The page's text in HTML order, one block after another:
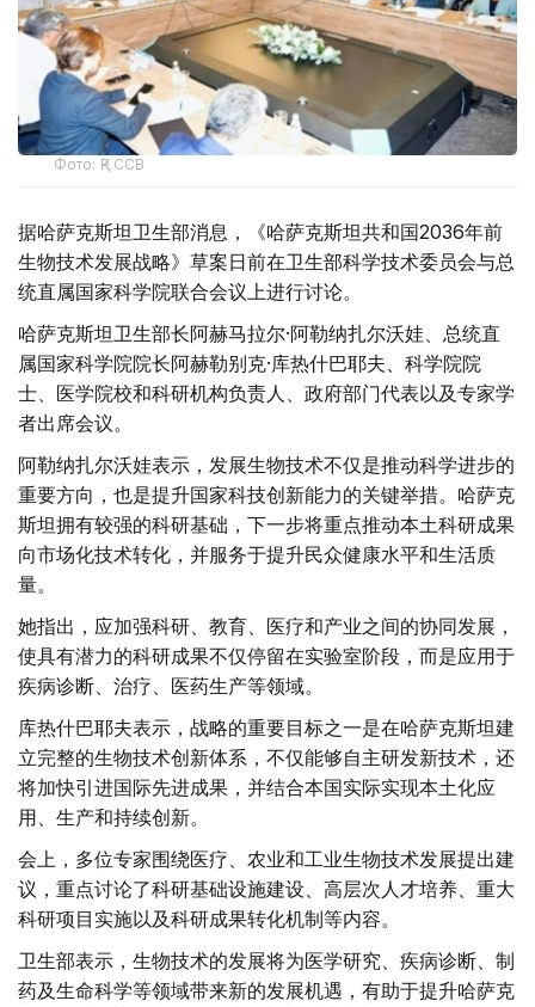
Фото: ҚР ССВ
据哈萨克斯坦卫生部消息，《哈萨克斯坦共和国2036年前
生物技术发展战略》草案日前在卫生部科学技术委员会与总
统直属国家科学院联合会议上进行讨论。
哈萨克斯坦卫生部长阿赫马拉尔·阿勒纳扎尔沃娃、总统直
属国家科学院院长阿赫勒别克·库热什巴耶夫、科学院院
士、医学院校和科研机构负责人、政府部门代表以及专家学
者出席会议。
阿勒纳扎尔沃娃表示，发展生物技术不仅是推动科学进步的
重要方向，也是提升国家科技创新能力的关键举措。哈萨克
斯坦拥有较强的科研基础，下一步将重点推动本土科研成果
向市场化技术转化，并服务于提升民众健康水平和生活质
量。
她指出，应加强科研、教育、医疗和产业之间的协同发展，
使具有潜力的科研成果不仅停留在实验室阶段，而是应用于
疾病诊断、治疗、医药生产等领域。
库热什巴耶夫表示，战略的重要目标之一是在哈萨克斯坦建
立完整的生物技术创新体系，不仅能够自主研发新技术，还
将加快引进国际先进成果，并结合本国实际实现本土化应
用、生产和持续创新。
会上，多位专家围绕医疗、农业和工业生物技术发展提出建
议，重点讨论了科研基础设施建设、高层次人才培养、重大
科研项目实施以及科研成果转化机制等内容。
卫生部表示，生物技术的发展将为医学研究、疾病诊断、制
药及生命科学等领域带来新的发展机遇，有助于提升哈萨克